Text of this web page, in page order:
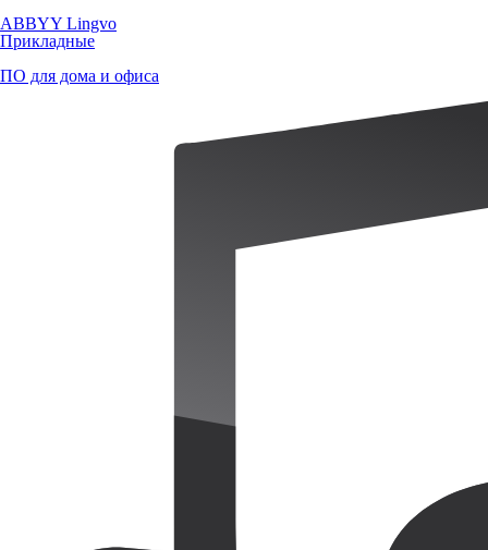
ABBYY Lingvo
Прикладные
ПО для дома и офиса